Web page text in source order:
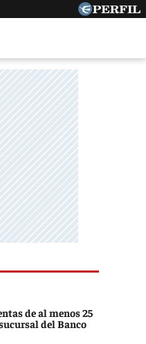
de al menos 25
del Banco